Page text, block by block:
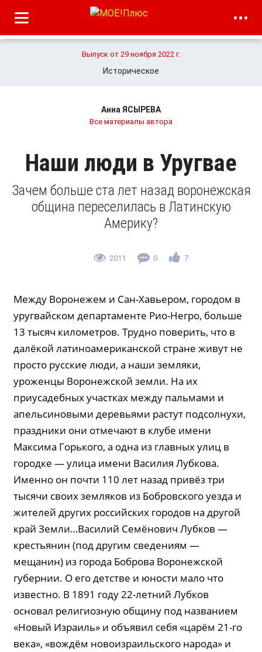
Выпуск от 29 ноября 2022 г.
Историческое
Анна ЯСЫРЕВА
Все материалы автора
Наши люди в Уругвае
Зачем больше ста лет назад воронежская
община переселилась в Латинскую
Америку?
2011 0 7
Между Воронежем и Сан-Хавьером, городом в
уругвайском департаменте Рио-Негро, больше
13 тысяч километров. Трудно поверить, что в
далёкой латиноамериканской стране живут не
просто русские люди, а наши земляки,
уроженцы Воронежской земли. На их
приусадебных участках между пальмами и
апельсиновыми деревьями растут подсолнухи,
праздники они отмечают в клубе имени
Максима Горького, а одна из главных улиц в
городке — улица имени Василия Лубкова.
Именно он почти 110 лет назад привёз три
тысячи своих земляков из Бобровского уезда и
жителей других российских городов на другой
край Земли…Василий Семёнович Лубков —
крестьянин (под другим сведениям —
мещанин) из города Боброва Воронежской
губернии. О его детстве и юности мало что
известно. В 1891 году 22-летний Лубков
основал религиозную общину под названием
«Новый Израиль» и объявил себя «царём 21-го
века», «вождём новоизраильского народа» и